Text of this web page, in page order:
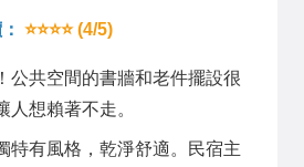
⭐⭐⭐⭐ (4/5)
公共空間的書牆和老件擺設很
人想賴著不走。
特有風格，乾淨舒適。民宿主